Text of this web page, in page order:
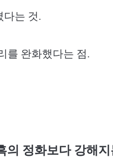
다는 것.
를 완화했다는 점.
의 정화보다 강해